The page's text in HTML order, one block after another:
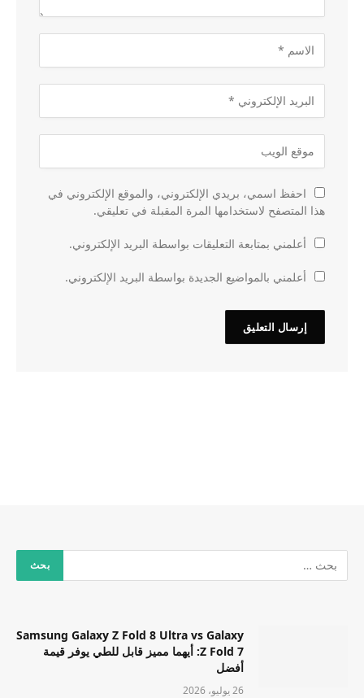
احفظ اسمي، بريدي الإلكتروني، والموقع الإلكتروني في
هذا المتصفح لاستخدامها المرة المقبلة في تعليقي.
أعلمني بمتابعة التعليقات بواسطة البريد الإلكتروني.
أعلمني بالمواضيع الجديدة بواسطة البريد الإلكتروني.
Samsung Galaxy Z Fold 8 Ultra vs Galaxy
Z Fold 7: أيهما مميز قابل للطي يوفر قيمة
أفضل
26 يوليو، 2026